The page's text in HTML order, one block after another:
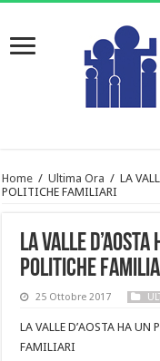
Home / Ultima Ora / LA
POLITICHE FAMILIARI
LA VALLE
POLITICHE
25 Ottobre 2017
LA VALLE D’AOSTA HA
FAMILIARI